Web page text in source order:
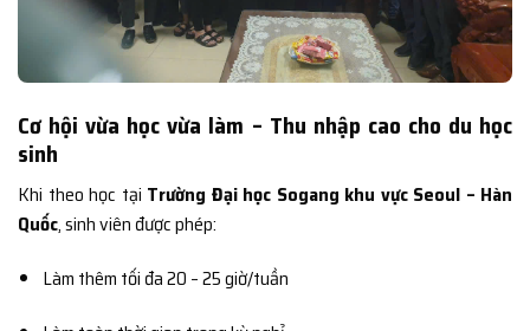
Cơ hội vừa học vừa làm – Thu nhập cao cho du học
sinh
Khi theo học tại Trường Đại học Sogang khu vực Seoul – Hàn
Quốc, sinh viên được phép:
Làm thêm tối đa 20 – 25 giờ/tuần